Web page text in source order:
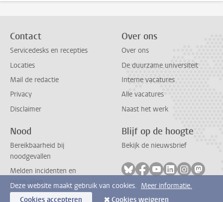
Contact
Servicedesks en recepties
Locaties
Mail de redactie
Privacy
Disclaimer
Over ons
Over ons
De duurzame universiteit
Interne vacatures
Alle vacatures
Naast het werk
Nood
Bereikbaarheid bij
noodgevallen
Melden incidenten en
ongevallen
Blijf op de hoogte
Bekijk de nieuwsbrief
Volg ons op bluesky
Volg ons op facebook
Volg ons op
Volg ons op
Volg ons
Volg
Deze website maakt gebruik van cookies. Meer informatie.
Cookies accepteren
Cookies weigeren